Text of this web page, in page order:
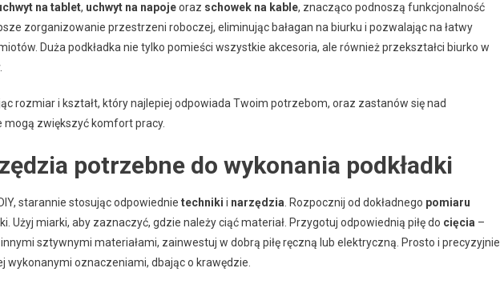
na tablet, uchwyt na napojeoraz schowek na kable, znacząco podnoszą funkcjonalność
zorganizowanie przestrzeni roboczej, eliminując bałagan na biurku i pozwalając na łatwy
Duża podkładka nie tylko pomieści wszystkie akcesoria, ale również przekształci biurko w
rozmiar i kształt, który najlepiej odpowiada Twoim potrzebom, oraz zastanów się nad
zwiększyć komfort pracy.
potrzebne do wykonania podkładki
starannie stosując odpowiednie techniki i narzędzia. Rozpocznij od dokładnego pomiaru
Użyj miarki, aby zaznaczyć, gdzie należy ciąć materiał. Przygotuj odpowiednią piłę do cięcia –
sztywnymi materiałami, zainwestuj w dobrą piłę ręczną lub elektryczną. Prosto i precyzyjnie
wykonanymi oznaczeniami, dbając o krawędzie.